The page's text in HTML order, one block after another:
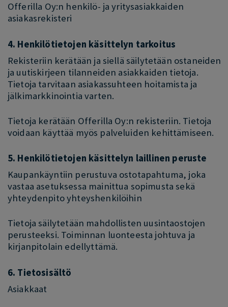
Offerilla Oy:n henkilö- ja yritysasiakkaiden
asiakasrekisteri
4. Henkilötietojen käsittelyn tarkoitus
Rekisteriin kerätään ja siellä säilytetään ostaneiden
ja uutiskirjeen tilanneiden asiakkaiden tietoja.
Tietoja tarvitaan asiakassuhteen hoitamista ja
jälkimarkkinointia varten.
Tietoja kerätään Offerilla Oy:n rekisteriin. Tietoja
voidaan käyttää myös palveluiden kehittämiseen.
5. Henkilötietojen käsittelyn laillinen peruste
Kaupankäyntiin perustuva ostotapahtuma, joka
vastaa asetuksessa mainittua sopimusta sekä
yhteydenpito yhteyshenkilöihin
Tietoja säilytetään mahdollisten uusintaostojen
perusteeksi. Toiminnan luonteesta johtuva ja
kirjanpitolain edellyttämä.
6. Tietosisältö
Asiakkaat